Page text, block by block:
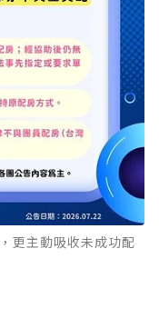
更主動吸收未成功配